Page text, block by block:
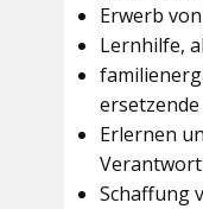
Erwerb
Lernhilfe,
Erlernen
Schaffung